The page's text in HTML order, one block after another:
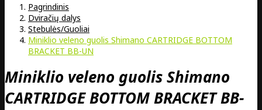
Pagrindinis
Dviračių dalys
Stebulės/Guoliai
Miniklio veleno guolis Shimano CARTRIDGE BOTTOM
BRACKET BB-UN
Miniklio veleno guolis Shimano
CARTRIDGE BOTTOM BRACKET BB-